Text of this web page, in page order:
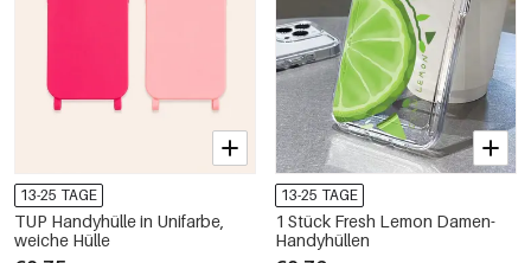
13-25 TAGE
TUP Handyhülle in Unifarbe,
weiche Hülle
13-25 TAGE
1 Stück Fresh Lemon Damen-
Handyhüllen